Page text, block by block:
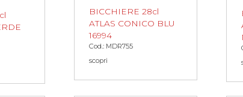
BICCHIERE 28cl
ATLAS CONICO BLU
16994
Cod.: MDR755
scopri